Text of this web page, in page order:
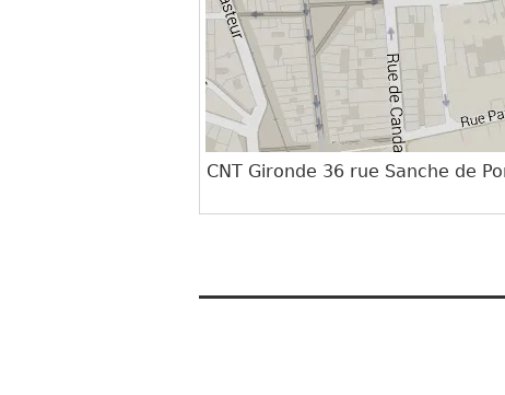
CNT Gironde 36 rue Sanche de